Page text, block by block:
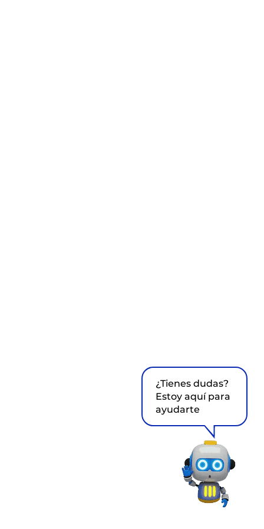
¿Tienes dudas?
Estoy aquí para
ayudarte